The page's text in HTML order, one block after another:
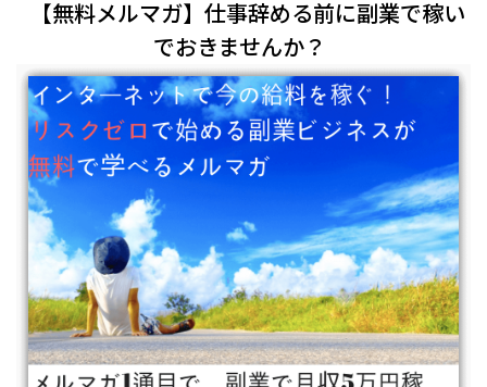
【無料メルマガ】仕事辞める前に副業で稼い
でおきませんか？